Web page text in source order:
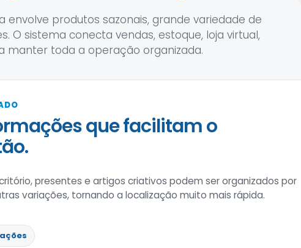
envolve produtos sazonais, grande variedade de
O sistema conecta vendas, estoque, loja virtual,
manter toda a operação organizada.
que facilitam o
presentes e artigos criativos podem ser organizados por
variações, tornando a localização muito mais rápida.